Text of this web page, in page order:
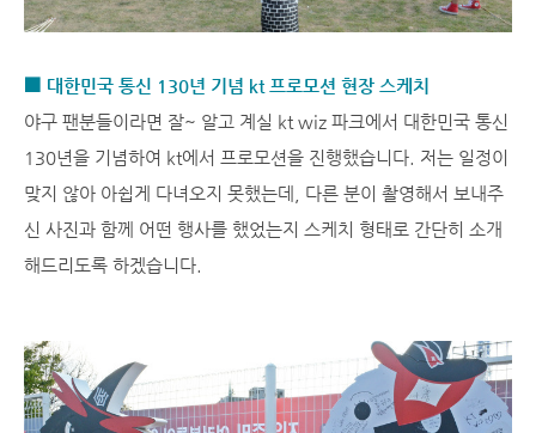
■ 대한민국 통신 130년 기념 kt 프로모션 현장 스케치
야구 팬분들이라면 잘~ 알고 계실 kt wiz 파크에서 대한민국 통신
130년을 기념하여 kt에서 프로모션을 진행했습니다. 저는 일정이
맞지 않아 아쉽게 다녀오지 못했는데, 다른 분이 촬영해서 보내주
신 사진과 함께 어떤 행사를 했었는지 스케치 형태로 간단히 소개
해드리도록 하겠습니다.